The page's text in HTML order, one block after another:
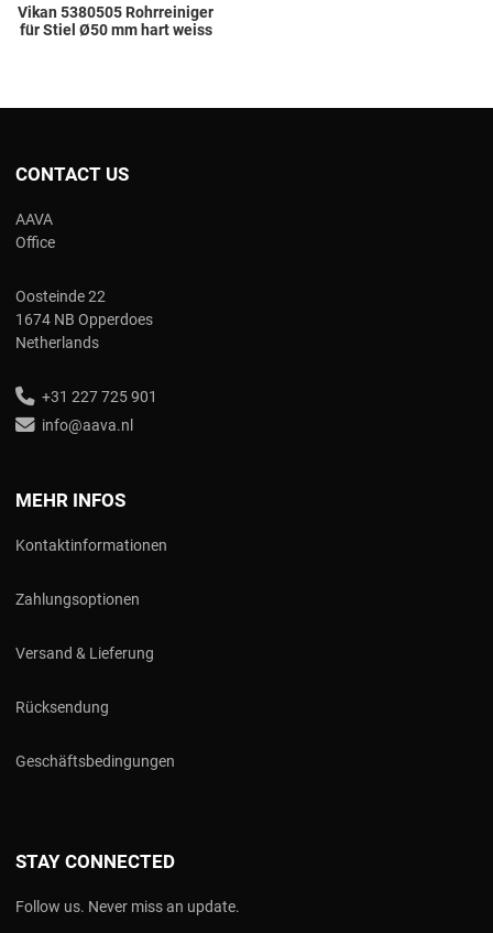
Vikan 5380505 Rohrreiniger
für Stiel Ø50 mm hart weiss
CONTACT US
AAVA
Office
Oosteinde 22
1674 NB Opperdoes
Netherlands
+31 227 725 901
info@aava.nl
MEHR INFOS
Kontaktinformationen
Zahlungsoptionen
Versand & Lieferung
Rücksendung
Geschäftsbedingungen
STAY CONNECTED
Follow us. Never miss an update.